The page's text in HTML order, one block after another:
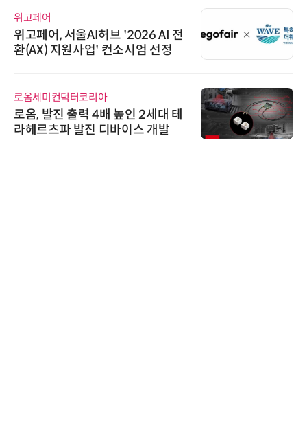
위고페어
위고페어, 서울AI허브 '2026 AI 전
환(AX) 지원사업' 컨소시엄 선정
로옴세미컨덕터코리아
로옴, 발진 출력 4배 높인 2세대 테
라헤르츠파 발진 디바이스 개발